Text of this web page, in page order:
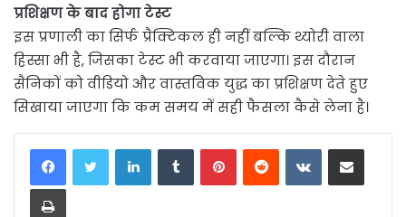
प्रशिक्षण के बाद होगा टेस्ट
इस प्रणाली का सिर्फ प्रैक्टिकल ही नहीं बल्कि थ्योरी वाला
हिस्सा भी है, जिसका टेस्ट भी करवाया जाएगा। इस दौरान
सैनिकों को वीडियो और वास्तविक युद्ध का प्रशिक्षण देते हुए
सिखाया जाएगा कि कम समय में सही फैसला कैसे लेना है।
LinkedInTumblrPinterestReddit VKontakteShare via Email
Print